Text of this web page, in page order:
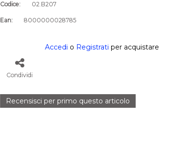
Codice: 02.B207
Ean: 8000000028785
Accedi o Registrati per acquistare
Condividi
Recensisci per primo questo articolo